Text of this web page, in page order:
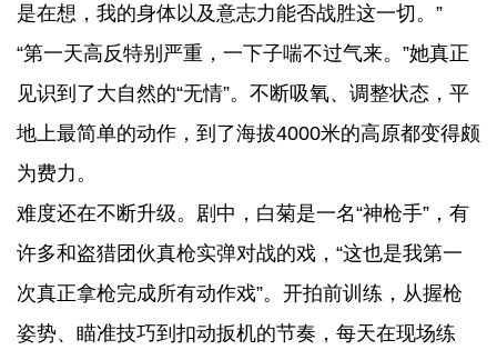
是在想，我的身体以及意志力能否战胜这一切。”
“第一天高反特别严重，一下子喘不过气来。”她真正
见识到了大自然的“无情”。不断吸氧、调整状态，平
地上最简单的动作，到了海拔4000米的高原都变得颇
为费力。
难度还在不断升级。剧中，白菊是一名“神枪手”，有
许多和盗猎团伙真枪实弹对战的戏，“这也是我第一
次真正拿枪完成所有动作戏”。开拍前训练，从握枪
姿势、瞄准技巧到扣动扳机的节奏，每天在现场练